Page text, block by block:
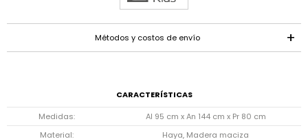
Métodos y costos de envío
CARACTERÍSTICAS
Medidas
Al 95 cm x An 144 cm x Pr 80 cm
Material
Haya, Madera maciza